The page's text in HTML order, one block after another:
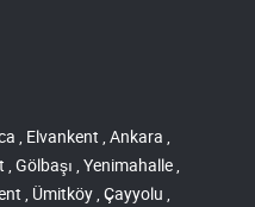
, Elvankent , Ankara ,
Gölbaşı , Yenimahalle ,
, Ümitköy , Çayyolu ,